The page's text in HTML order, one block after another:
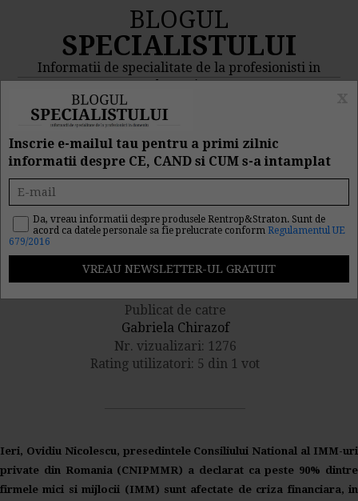
BLOGUL
SPECIALISTULUI
Informatii de specialitate de la profesionisti in
domeniu
MENIU
IMM-urile sunt afectate de
criza economica
18/03/2009
Publicat de catre
Gabriela Chirazof
Nr. vizualizari: 1276
Rating utilizatori: 5 din 1 vot
Ieri, Ovidiu Nicolescu, presedintele Consiliului National al IMM-uri
private din Romania (CNIPMMR) a declarat ca peste 90% dintre
firmele mici si mijlocii (IMM) sunt afectate de criza financiara, in
Inscrie e-mailul tau pentru a primi zilnic
informatii despre CE, CAND si CUM s-a intamplat
Da, vreau informatii despre produsele Rentrop&Straton. Sunt de
acord ca datele personale sa fie prelucrate conform Regulamentul UE
679/2016